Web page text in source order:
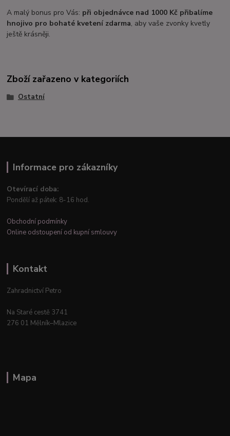
A malý bonus pro Vás: při objednávce nad 1000 Kč přibalíme
hnojivo pro bohaté kvetení zdarma, aby vaše zvonky kvetly
ještě krásněji.
Zboží zařazeno v kategoriích
Ostatní
Informace pro zákazníky
Otevírací doba:
Pondělí až pátek: 8-16 hod.
Obchodní podmínky
Online odstoupení od kupní smlouvy
Kontakt
Zahradnictví Petro
Na Staré cestě 3741
276 01 Mělník–Mlazice
Mapa